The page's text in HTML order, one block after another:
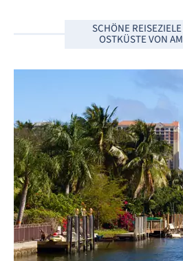
SCHÖNE
OSTKÜSTE VON